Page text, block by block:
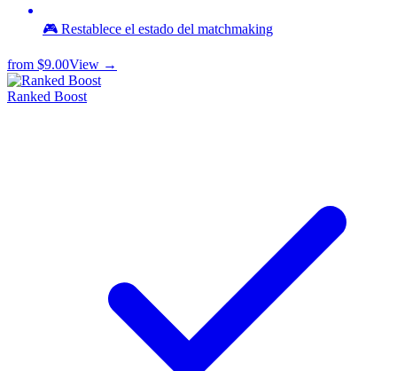
🎮 Restablece el estado del matchmaking
from $9.00View →
Ranked Boost